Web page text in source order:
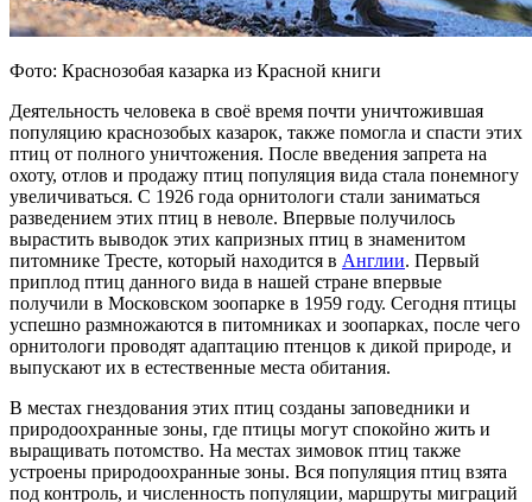
Фото: Краснозобая казарка из Красной книги
Деятельность человека в своё время почти уничтожившая
популяцию краснозобых казарок, также помогла и спасти этих
птиц от полного уничтожения. После введения запрета на
охоту, отлов и продажу птиц популяция вида стала понемногу
увеличиваться. С 1926 года орнитологи стали заниматься
разведением этих птиц в неволе. Впервые получилось
вырастить выводок этих капризных птиц в знаменитом
питомнике Тресте, который находится в Англии. Первый
приплод птиц данного вида в нашей стране впервые
получили в Московском зоопарке в 1959 году. Сегодня птицы
успешно размножаются в питомниках и зоопарках, после чего
орнитологи проводят адаптацию птенцов к дикой природе, и
выпускают их в естественные места обитания.
В местах гнездования этих птиц созданы заповедники и
природоохранные зоны, где птицы могут спокойно жить и
выращивать потомство. На местах зимовок птиц также
устроены природоохранные зоны. Вся популяция птиц взята
под контроль, и численность популяции, маршруты миграций